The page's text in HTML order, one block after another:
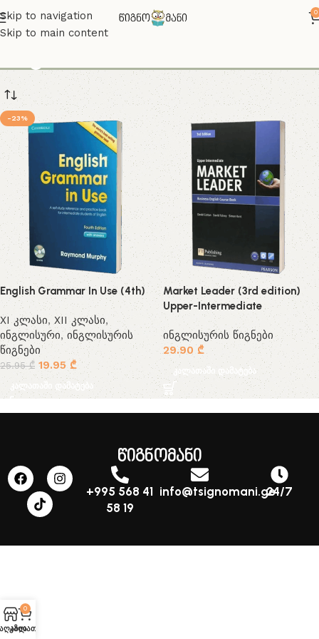
Skip to navigation
Skip to main content
0
-23%
English Grammar In Use (4th)
XI კლასი, XII კლასი,
ინგლისური, ინგლისურის
წიგნები
25.95₾ 19.95 ₾
კალათაში დამატება
Market Leader (3rd edition)
Upper-Intermediate
ინგლისურის წიგნები
29.90 ₾
კალათაში დამატება
წიგნომანი
+995 568 41
58 19
info@tsignomani.ge24/7
0
კალათა